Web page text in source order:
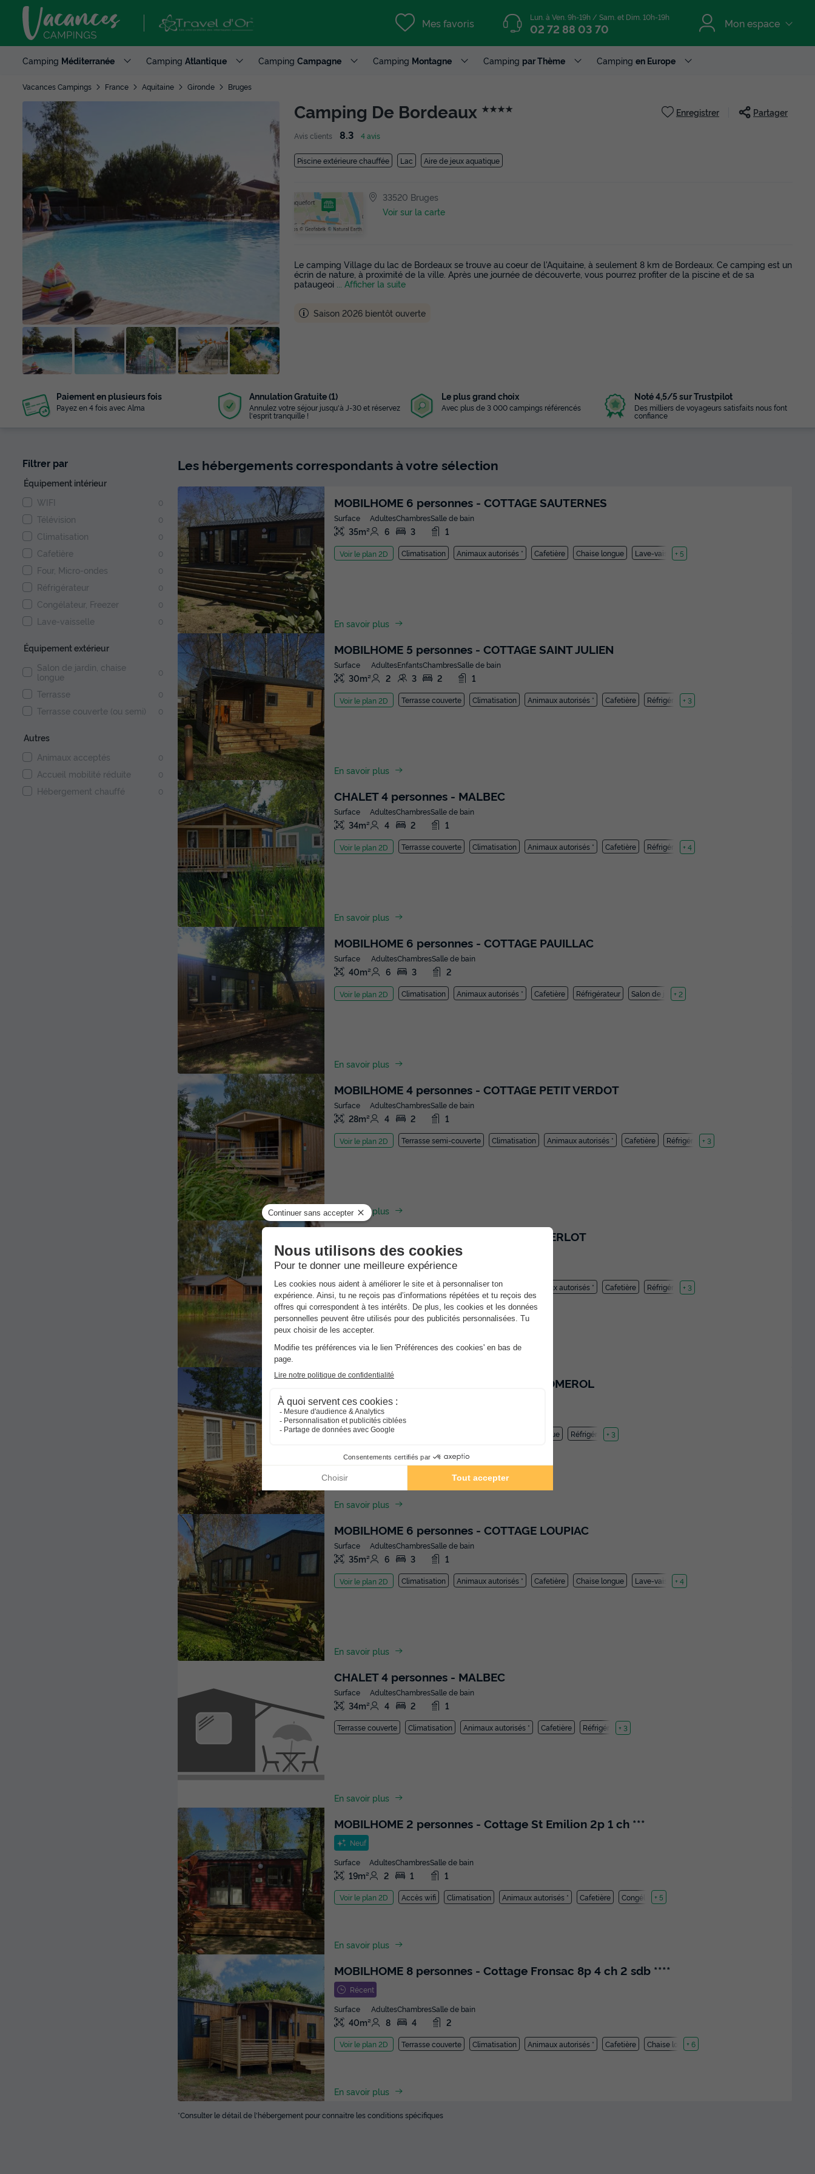
Mes favoris Lun. à Ven. 9h-19h / Sam. et Dim. 10h-19h
02 72 88 03 70 Mon espace
Camping Méditerranée Camping Atlantique Camping Campagne Camping Montagne Camping par Thème Camping en Europe
Vacances Campings France Aquitaine Gironde Bruges
+ 10
photos
Camping De Bordeaux ★★★★ Enregistrer Partager
Avis clients 8.3 4 avis
Piscine extérieure chauffée Lac Aire de jeux aquatique
33520 Bruges
Voir sur la carte
Le camping Village du lac de Bordeaux se trouve au coeur de l'Aquitaine, à seulement 8 km de Bordeaux. Ce camping est un
écrin de nature, à proximité de la ville. Après une journée de découverte, vous pourrez profiter de la piscine et de sa
pataugeoi
... Afficher la suite
Saison 2026 bientôt ouverte
Paiement en plusieurs fois
Payez en 4 fois avec Alma
Annulation Gratuite (1)
Annulez votre séjour jusqu'à J-30 et réservez
l'esprit tranquille !
Le plus grand choix
Avec plus de 3 000 campings référencés
Noté 4,5/5 sur Trustpilot
Des milliers de voyageurs satisfaits nous font
confiance
Filtrer par
Équipement intérieur
WIFI
0
Télévision 0
Climatisation 0
Cafetière 0
Four, Micro-ondes 0
Réfrigérateur 0
Congélateur, Freezer 0
Lave-vaisselle 0
Équipement extérieur
Salon de jardin, chaise
longue
0
Terrasse 0
Terrasse couverte (ou semi) 0
Autres
Animaux acceptés
0
Accueil mobilité réduite 0
Hébergement chauffé 0
Les hébergements correspondants à votre sélection
MOBILHOME 6 personnes - COTTAGE SAUTERNES
Surface
35m²
Adultes
6
Chambres
3
Salle de bain
1
Voir le plan 2D Climatisation Animaux autorisés * Cafetière Chaise longue Lave-vaisselle
+ 5
En savoir plus
MOBILHOME 5 personnes - COTTAGE SAINT JULIEN
Surface
30m²
Adultes
2
Enfants
3
Chambres
2
Salle de bain
1
Voir le plan 2D Terrasse couverte Climatisation Animaux autorisés * Cafetière Réfrigérateur
+ 3
En savoir plus
CHALET 4 personnes - MALBEC
Surface
34m²
Adultes
4
Chambres
2
Salle de bain
1
Voir le plan 2D Terrasse couverte Climatisation Animaux autorisés * Cafetière Réfrigérateur
+ 4
En savoir plus
MOBILHOME 6 personnes - COTTAGE PAUILLAC
Surface
40m²
Adultes
6
Chambres
3
Salle de bain
2
Voir le plan 2D Climatisation Animaux autorisés * Cafetière Réfrigérateur Salon de jardin
+ 2
En savoir plus
MOBILHOME 4 personnes - COTTAGE PETIT VERDOT
Surface
28m²
Adultes
4
Chambres
2
Salle de bain
1
Voir le plan 2D Terrasse semi-couverte Climatisation Animaux autorisés * Cafetière Réfrigérateur
+ 3
En savoir plus
MOBILHOME 6 personnes - COTTAGE MERLOT
Surface
35m²
Adultes
6
Chambres
3
Salle de bain
1
Voir le plan 2D Terrasse couverte Climatisation Animaux autorisés * Cafetière Réfrigérateur
+ 3
MOBILHOME 4 personnes - COTTAGE POMEROL
Surface
34m²
Adultes Chambres
Climatisation Animaux autorisés * Chaise longue Réfrigérateur
+ 3
En savoir plus
MOBILHOME 6 personnes - COTTAGE LOUPIAC
Surface
35m²
Adultes
6
Chambres
3
Salle de bain
1
Voir le plan 2D Climatisation Animaux autorisés * Cafetière Chaise longue Lave-vaisselle
+ 4
En savoir plus
CHALET 4 personnes - MALBEC
Surface
34m²
Adultes
4
Chambres
2
Salle de bain
1
Terrasse couverte Climatisation Animaux autorisés * Cafetière Réfrigérateur
+ 3
En savoir plus
MOBILHOME 2 personnes - Cottage St Emilion 2p 1 ch ***
Neuf
Surface
19m²
Adultes
2
Chambres
1
Salle de bain
1
Voir le plan 2D Accès wifi Climatisation Animaux autorisés * Cafetière Congélateur
+ 5
En savoir plus
MOBILHOME 8 personnes - Cottage Fronsac 8p 4 ch 2 sdb ****
Récent
Surface
40m²
Adultes
8
Chambres
4
Salle de bain
2
Voir le plan 2D Terrasse couverte Climatisation Animaux autorisés * Cafetière Chaise longue
+ 6
En savoir plus
*Consulter le détail de l'hébergement pour connaitre les conditions spécifiques